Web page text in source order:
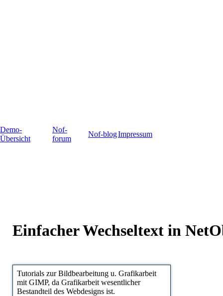
Demo-
Übersicht
Nof-
forum
Nof-blogImpressum
Einfacher Wechseltext in
Tutorials zur Bildbearbeitung u. Grafikarbeit
mit GIMP, da Grafikarbeit wesentlicher
Bestandteil des Webdesigns ist.